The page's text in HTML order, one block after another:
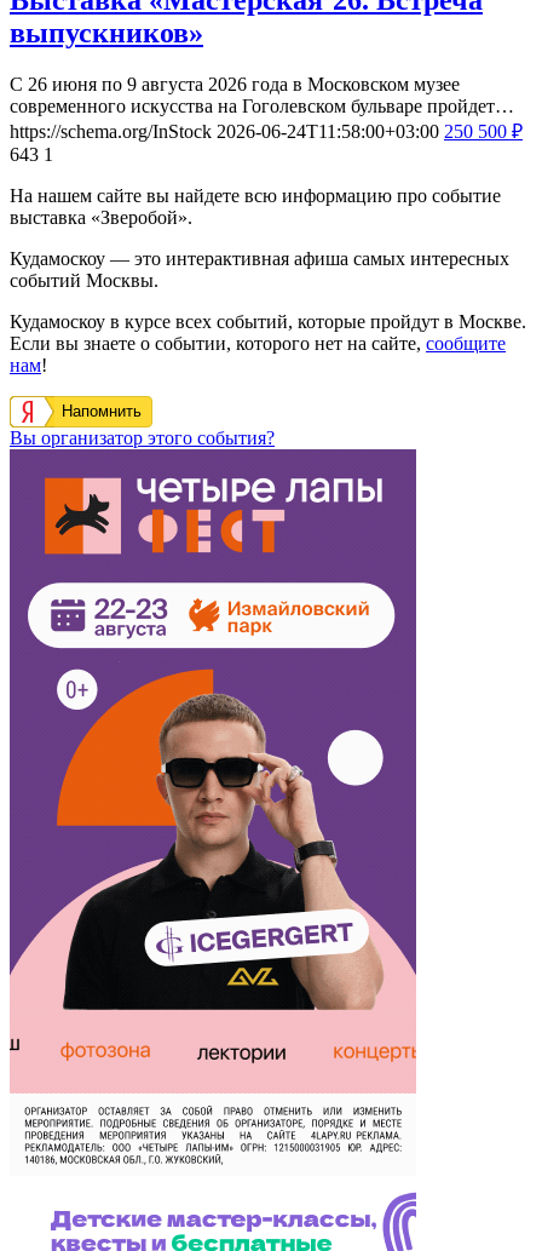
выпускников»
С 26 июня по 9 августа 2026 года в Московском музее
современного искусства на Гоголевском бульваре пройдет…
https://schema.org/InStock 2026-06-24T11:58:00+03:00 250 500 ₽
643 1
На нашем сайте вы найдете всю информацию про событие
выставка «Зверобой».
Кудамоскоу — это интерактивная афиша самых интересных
событий Москвы.
Кудамоскоу в курсе всех событий, которые пройдут в Москве.
Если вы знаете о событии, которого нет на сайте, сообщите
нам!
Напомнить
Вы организатор этого события?